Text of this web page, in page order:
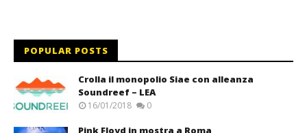
POPULAR POSTS
Crolla il monopolio Siae con alleanza
Soundreef – LEA
16/01/2018 0
Pink Floyd in mostra a Roma